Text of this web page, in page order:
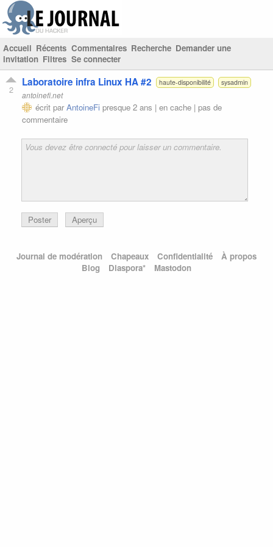
Accueil Récents Commentaires Recherche Demander une
invitation Filtres Se connecter
2
Laboratoire infra Linux HA #2 haute-disponibilité sysadmin
antoinefi.net
écrit parAntoineFi presque 2 ans | en cache | pas de
commentaire
Poster Aperçu
Journal de modération Chapeaux Confidentialité
À propos
Blog
Diaspora* Mastodon